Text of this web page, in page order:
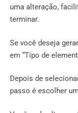
uma alteração,
terminar.
Se você deseja
em “Tipo de
Depois de
passo é escolher